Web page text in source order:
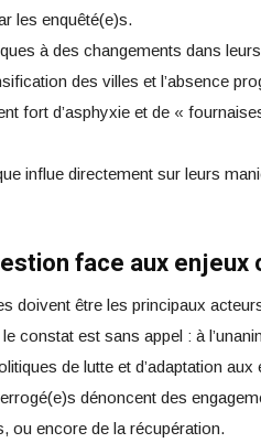
les enquêté(e)s.
à des changements dans
des villes et l’absence
fort d’asphyxie et de «
influe directement sur leurs
face aux enjeux
doivent être les principaux
constat est sans appel : à
de lutte et d’adaptation aux
dénoncent des
ou encore de la récupération.